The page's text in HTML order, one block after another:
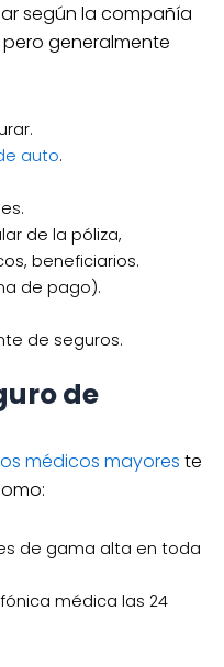
según la compañía
generalmente
auto.
de la póliza,
beneficiarios.
de pago).
de seguros.
de
médicos mayores te
de gama alta en toda
médica las 24